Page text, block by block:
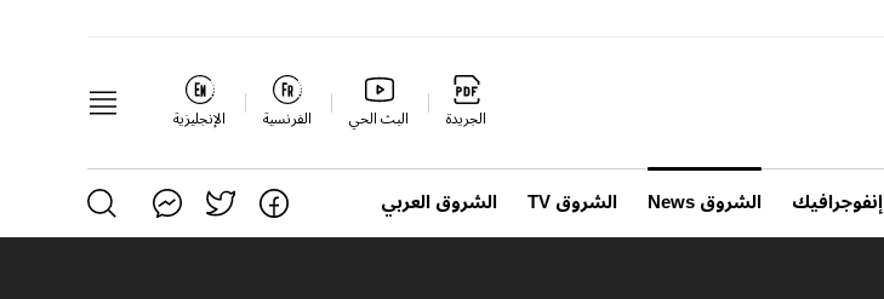
الجريدة البث الحي الفرنسية الإنجليزية
إنفوجرافيك الشروق News الشروق TV الشروق العربي